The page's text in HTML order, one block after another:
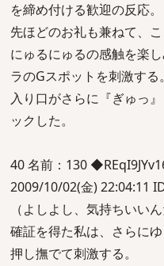
を締め付ける歓迎の反応。
先ほどのお礼も兼ねて、
にゅるにゅるの感触を楽
ラのGスポットを刺激する。
入り口がさらに『ぎゅっ
ックした。
40 名前：130
2009/10/02(金) 22:04:11
（よしよし、気持ちいいん
確証を得た私は、さらに
押し撫でて刺激する。